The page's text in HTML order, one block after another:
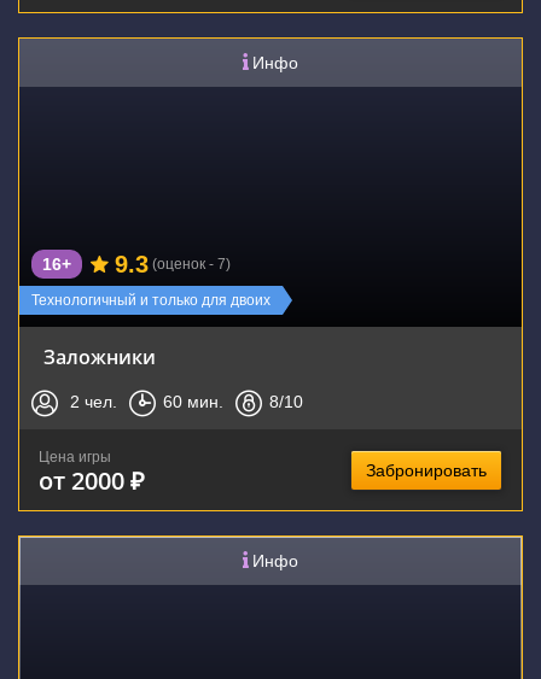
Инфо
Технологичный и только для двоих
16+ 9.3 (оценок - 7)
Заложники
2 чел. 60 мин. 8/10
Цена игры
от 2000 ₽ Забронировать
Инфо